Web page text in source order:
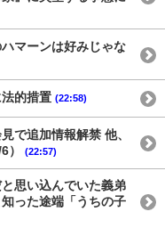
マーンは好みじゃな
法的措置 (22:58)
で追加情報解禁 他、
）
(22:57)
思い込んでいた義弟
った途端「うちの子